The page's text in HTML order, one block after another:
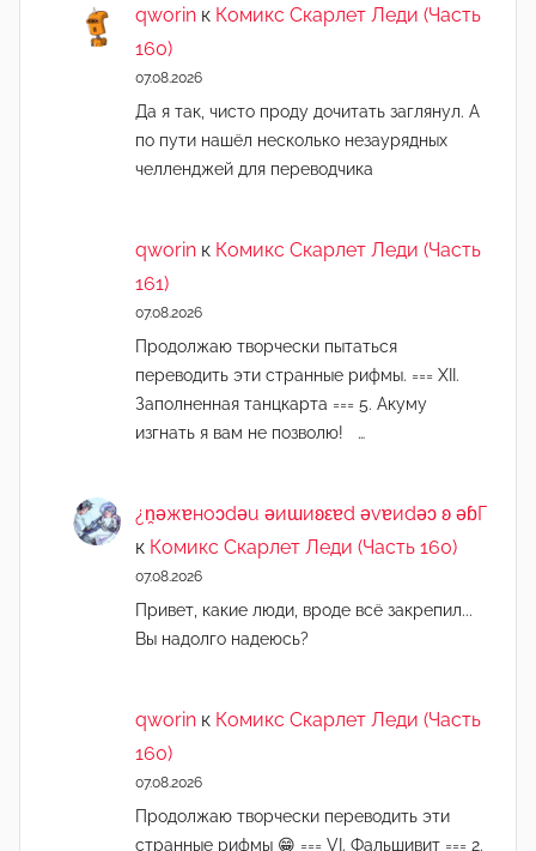
qworin к Комикс Скарлет Леди (Часть
160)
07.08.2026
Да я так, чисто проду дочитать заглянул. А
по пути нашёл несколько незаурядных
челленджей для переводчика
qworin к Комикс Скарлет Леди (Часть
161)
07.08.2026
Продолжаю творчески пытаться
переводить эти странные рифмы. === XII.
Заполненная танцкарта === 5. Акуму
изгнать я вам не позволю! …
¿n̯ǝжɐноɔdǝu ǝиɯиʚεɐd ǝvɐиdǝɔ ʚ ǝɓГ
к Комикс Скарлет Леди (Часть 160)
07.08.2026
Привет, какие люди, вроде всё закрепил...
Вы надолго надеюсь?
qworin к Комикс Скарлет Леди (Часть
160)
07.08.2026
Продолжаю творчески переводить эти
странные рифмы 😁 === VI. Фальшивит === 2.